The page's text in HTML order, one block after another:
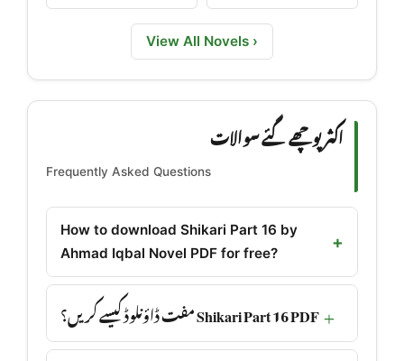
View All Novels ›
اکثر پوچھے گئے سوالات
Frequently Asked Questions
How to download Shikari Part 16 by
Ahmad Iqbal Novel PDF for free?
Shikari Part 16 PDF مفت ڈاؤنلوڈ کیسے کریں؟